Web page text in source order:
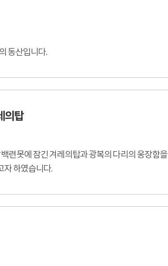
동산입니다.
의탑
련못에 잠긴 겨레의탑과 광복의 다리의 웅장함을
자 하였습니다.